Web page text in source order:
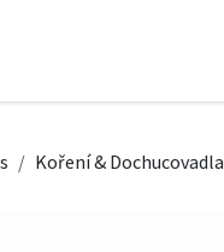
Koření & Dochucovadla